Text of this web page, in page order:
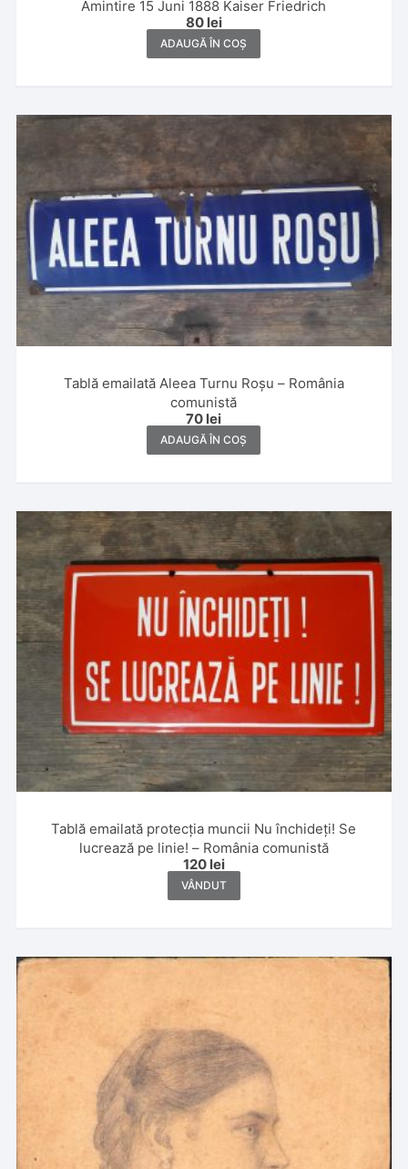
Amintire 15 Juni 1888 Kaiser Friedrich
80 lei
ADAUGĂ ÎN COȘ
Tablă emailată Aleea Turnu Roșu – România
comunistă
70 lei
ADAUGĂ ÎN COȘ
Tablă emailată protecția muncii Nu închideți! Se
lucrează pe linie! – România comunistă
120 lei
VÂNDUT